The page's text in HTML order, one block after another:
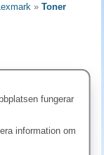
» Toner
fungerar
information om